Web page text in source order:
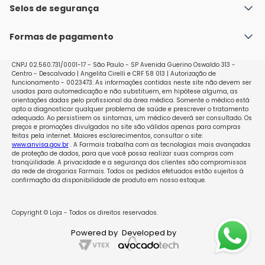
outro anticoncepcional hormonal combinado [pílula
anticoncepcional hormonal combinada oral (AHCO),
começar a tomar Femina no dia seguinte depois de
utilizando (isto significa que não fica intervalo sem
tratamento). Caso a cartela que você toma contenha
comprimidos inativos, você pode começar a tomar
Femina no dia seguinte depois de ter tomado o último
comprimido ativo (caso você não tenha certeza sobre
qual é esse comprimido, pergunte ao seu médico ou
farmacêutico). Você também pode começar mais
tarde, mas nunca depois do intervalo sem comprimido
do seu tratamento atual (ou do dia seguinte ao do
último comprimido inativo da sua pílula atual). Caso
dia da retirada do anel ou do adesivo. Você também
pode iniciar, no mais tardar, quando o próximo anel ou
adesivo tiver que ser colocado. Se você usou a pílula, o
adesivo ou o anel consistentemente e corretamente e
Nossas lojas
Política de Envio
Políticas de Trocas e Devoluções
Selos de segurança
Formas de pagamento
CNPJ 02.560.731/0001-17 - São Paulo - SP Avenida Guerino Oswaldo 313 -
Centro - Descalvado | Angelita Cirelli e CRF 58 013 | Autorização de
funcionamento - 0023473. As informações contidas neste site não devem ser
usadas para automedicação e não substituem, em hipótese alguma, as
orientações dadas pelo profissional da área médica. Somente o médico está
apto a diagnosticar qualquer problema de saúde e prescrever o tratamento
adequado. Ao persistirem os sintomas, um médico deverá ser consultado. Os
preços e promoções divulgados no site são válidos apenas para compras
feitas pela internet. Maiores esclarecimentos, consultar o site:
www.anvisa.gov.br. A Farmais trabalha com as tecnologias mais avançadas
de proteção de dados, para que você possa realizar suas compras com
tranqüilidade. A privacidade e a segurança dos clientes são compromissos
da rede de drogarias Farmais. Todos os pedidos efetuados estão sujeitos à
confirmação da disponibilidade de produto em nosso estoque.
Copyright © Loja - Todos os direitos reservados.
Powered by Developed by